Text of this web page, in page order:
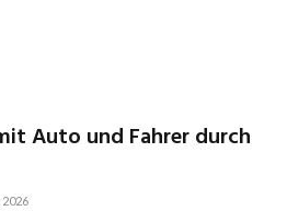
Auto und Fahrer durch